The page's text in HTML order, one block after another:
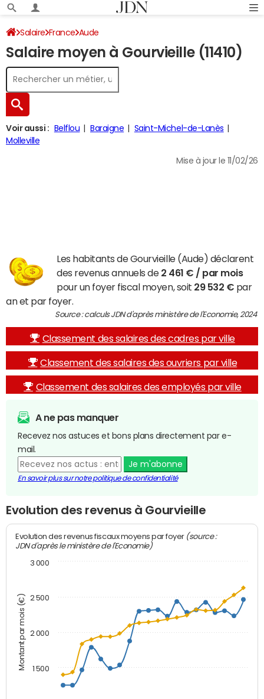
Salaire France Aude
Salaire moyen à Gourvieille (11410)
Voir aussi : Belflou Baraigne
Saint-Michel-de-Lanès
Molleville
Mise à jour le 11/02/26
Les habitants de Gourvieille (Aude) déclarent
des revenus annuels de 2 461 € / par mois
pour un foyer fiscal moyen, soit 29 532 € par
an et par foyer.
Source : calculs JDN d'après ministère de l'Economie, 2024
Classement des salaires des cadres par ville
Classement des salaires des ouvriers par ville
Classement des salaires des employés par ville
A ne pas manquer
Recevez nos astuces et bons plans directement par e-
mail.
Je m'abonne
En savoir plus sur notre politique de confidentialité
Evolution des revenus à Gourvieille
Montant par mois (€)
Evolution des revenus fiscaux moyens par foyer (source :
JDN d'après le ministère de l'Economie)
1 500
2 000
2 500
3 000